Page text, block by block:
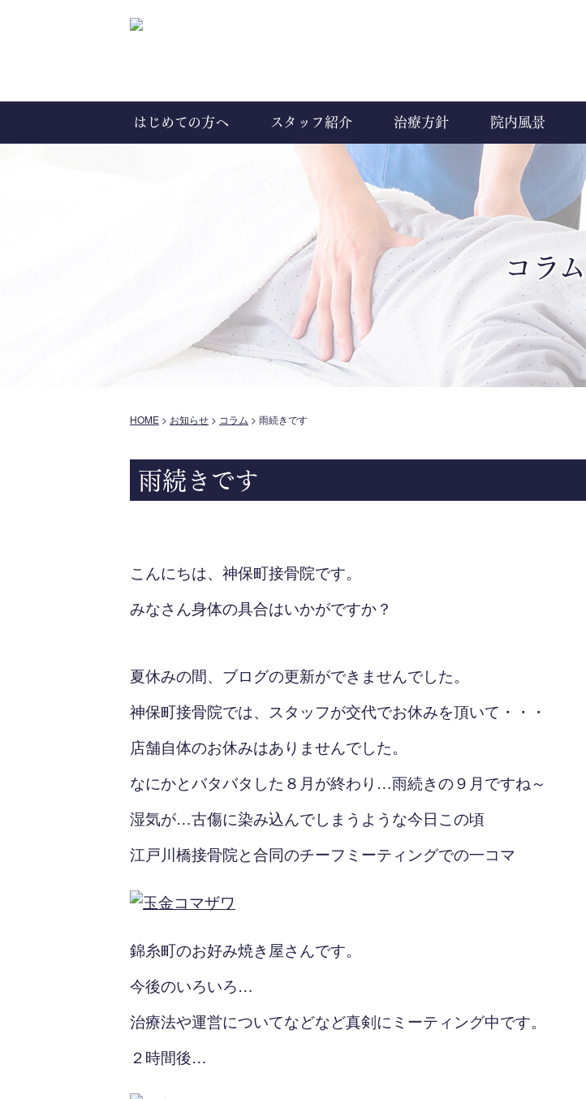
はじめての方へ スタッフ紹介 治療方針 院内風景
コラム
HOME > お知らせ > コラム > 雨続きです
雨続きです
こんにちは、神保町接骨院です。
みなさん身体の具合はいかがですか？
夏休みの間、ブログの更新ができませんでした。
神保町接骨院では、スタッフが交代でお休みを頂いて・・・
店舗自体のお休みはありませんでした。
なにかとバタバタした８月が終わり…雨続きの９月ですね～
湿気が…古傷に染み込んでしまうような今日この頃
江戸川橋接骨院と合同のチーフミーティングでの一コマ
錦糸町のお好み焼き屋さんです。
今後のいろいろ…
治療法や運営についてなどなど真剣にミーティング中です。
２時間後…